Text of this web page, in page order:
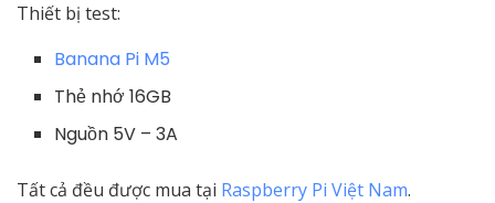
Thiết bị test:
Banana Pi M5
Thẻ nhớ 16GB
Nguồn 5V – 3A
Tất cả đều được mua tại Raspberry Pi Việt Nam.